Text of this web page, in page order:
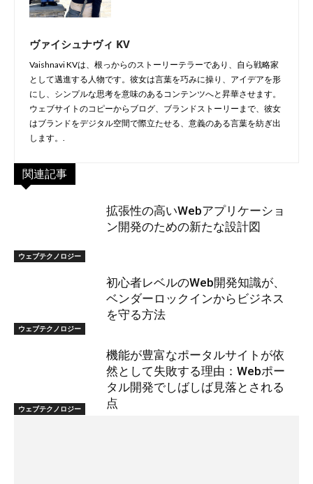
ヴァイシュナヴィ KV
Vaishnavi KVは、根っからのストーリーテラーであり、自ら戦略家
として邁進する人物です。彼女は言葉を巧みに操り、アイデアを形
にし、シンプルな思考を意味のあるコンテンツへと昇華させます。
ウェブサイトのコピーからブログ、ブランドストーリーまで、彼女
はブランドをデジタル空間で際立たせる、意義のある言葉を紡ぎ出
します。.
関連記事
ウェブテクノロジー
拡張性の高いWebアプリケーショ
ン開発のための新たな設計図
ウェブテクノロジー
初心者レベルのWeb開発知識が、
ベンダーロックインからビジネス
を守る方法
ウェブテクノロジー
機能が豊富なポータルサイトが依
然として失敗する理由：Webポー
タル開発でしばしば見落とされる
点